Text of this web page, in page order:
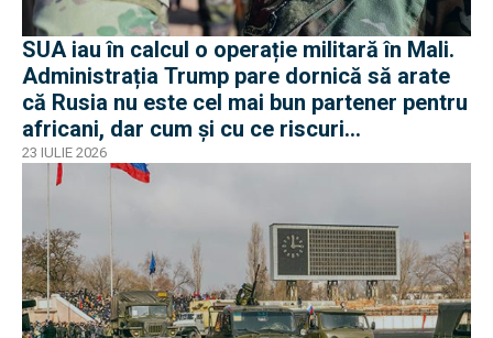
SUA iau în calcul o operație militară în Mali.
Administrația Trump pare dornică să arate
că Rusia nu este cel mai bun partener pentru
africani, dar cum și cu ce riscuri
operaționale?
23 IULIE 2026